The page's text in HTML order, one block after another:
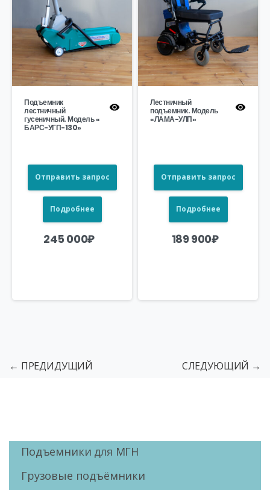
Подъемник
лестничный
гусеничный. Модель «
БАРС-УГП-130»
Отправить запрос
Подробнее
245 000₽
Лестничный
подъемник. Модель
«ЛАМА-УЛП»
Отправить запрос
Подробнее
189 900₽
← ПРЕДИДУЩИЙ СЛЕДУЮЩИЙ →
Подъемники для МГН
Грузовые подъёмники